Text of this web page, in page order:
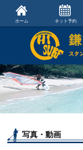
ホーム ネット予約
写真・動画